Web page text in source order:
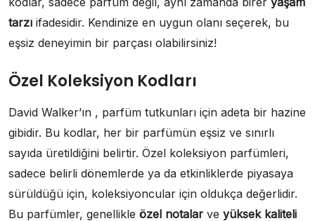
tarzı ifadesidir. Kendinize en uygun olanı seçerek, bu
eşsiz deneyimin bir parçası olabilirsiniz!
Özel Koleksiyon Kodları
David Walker’ın , parfüm tutkunları için adeta bir hazine
gibidir. Bu kodlar, her bir parfümün eşsiz ve sınırlı
sayıda üretildiğini belirtir. Özel koleksiyon parfümleri,
sadece belirli dönemlerde ya da etkinliklerde piyasaya
sürüldüğü için, koleksiyoncular için oldukça değerlidir.
Bu parfümler, genellikle özel notalar ve yüksek kaliteli